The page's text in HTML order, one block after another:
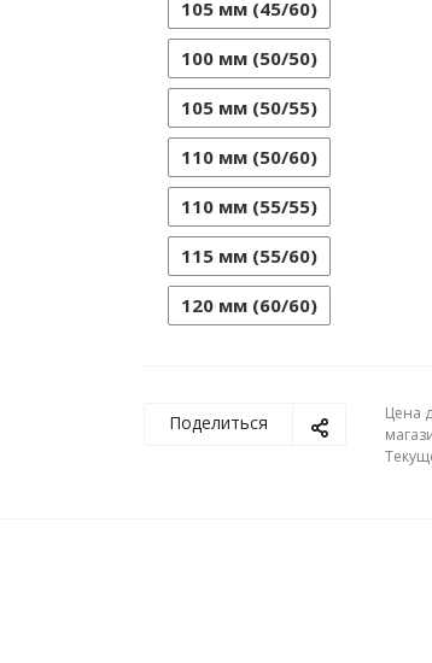
105 мм (45/60)
100 мм (50/50)
105 мм (50/55)
110 мм (50/60)
110 мм (55/55)
115 мм (55/60)
120 мм (60/60)
Поделиться
Цена